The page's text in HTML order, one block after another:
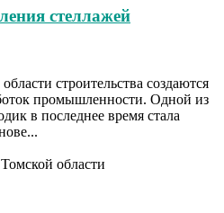
стеллажей
строительства создаются
промышленности. Одной из
в последнее время стала
области